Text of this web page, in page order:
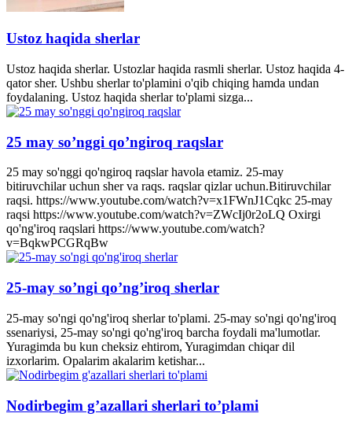
Ustoz haqida sherlar
Ustoz haqida sherlar. Ustozlar haqida rasmli sherlar. Ustoz haqida 4-
qator sher. Ushbu sherlar to'plamini o'qib chiqing hamda undan
foydalaning. Ustoz haqida sherlar to'plami sizga...
25 may so’nggi qo’ngiroq raqslar
25 may so'nggi qo'ngiroq raqslar havola etamiz. 25-may
bitiruvchilar uchun sher va raqs. raqslar qizlar uchun.Bitiruvchilar
raqsi. https://www.youtube.com/watch?v=x1FWnJ1Cqkc 25-may
raqsi https://www.youtube.com/watch?v=ZWcIj0r2oLQ Oxirgi
qo'ng'iroq raqslari https://www.youtube.com/watch?
v=BqkwPCGRqBw
25-may so’ngi qo’ng’iroq sherlar
25-may so'ngi qo'ng'iroq sherlar to'plami. 25-may so'ngi qo'ng'iroq
ssenariysi, 25-may so'ngi qo'ng'iroq barcha foydali ma'lumotlar.
Yuragimda bu kun cheksiz ehtirom, Yuragimdan chiqar dil
izxorlarim. Opalarim akalarim ketishar...
Nodirbegim g’azallari sherlari to’plami